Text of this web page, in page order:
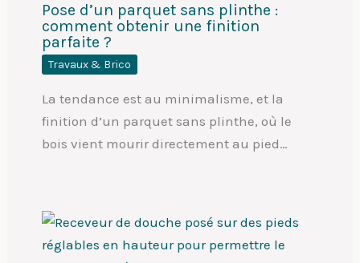
Pose d’un parquet sans plinthe :
comment obtenir une finition
parfaite ?
Travaux & Brico
La tendance est au minimalisme, et la
finition d’un parquet sans plinthe, où le
bois vient mourir directement au pied…